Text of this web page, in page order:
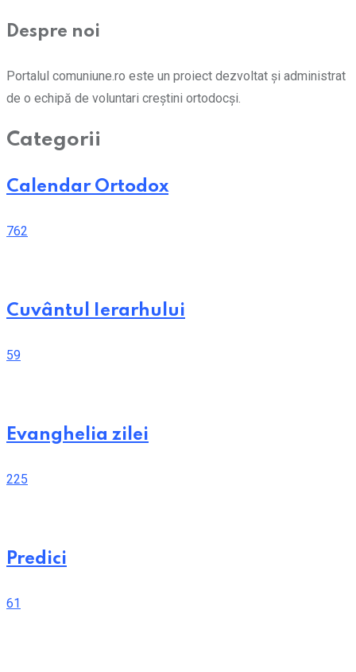
Despre noi
Portalul comuniune.ro este un proiect dezvoltat și administrat
de o echipă de voluntari creștini ortodocși.
Categorii
Calendar Ortodox
762
Cuvântul Ierarhului
59
Evanghelia zilei
225
Predici
61